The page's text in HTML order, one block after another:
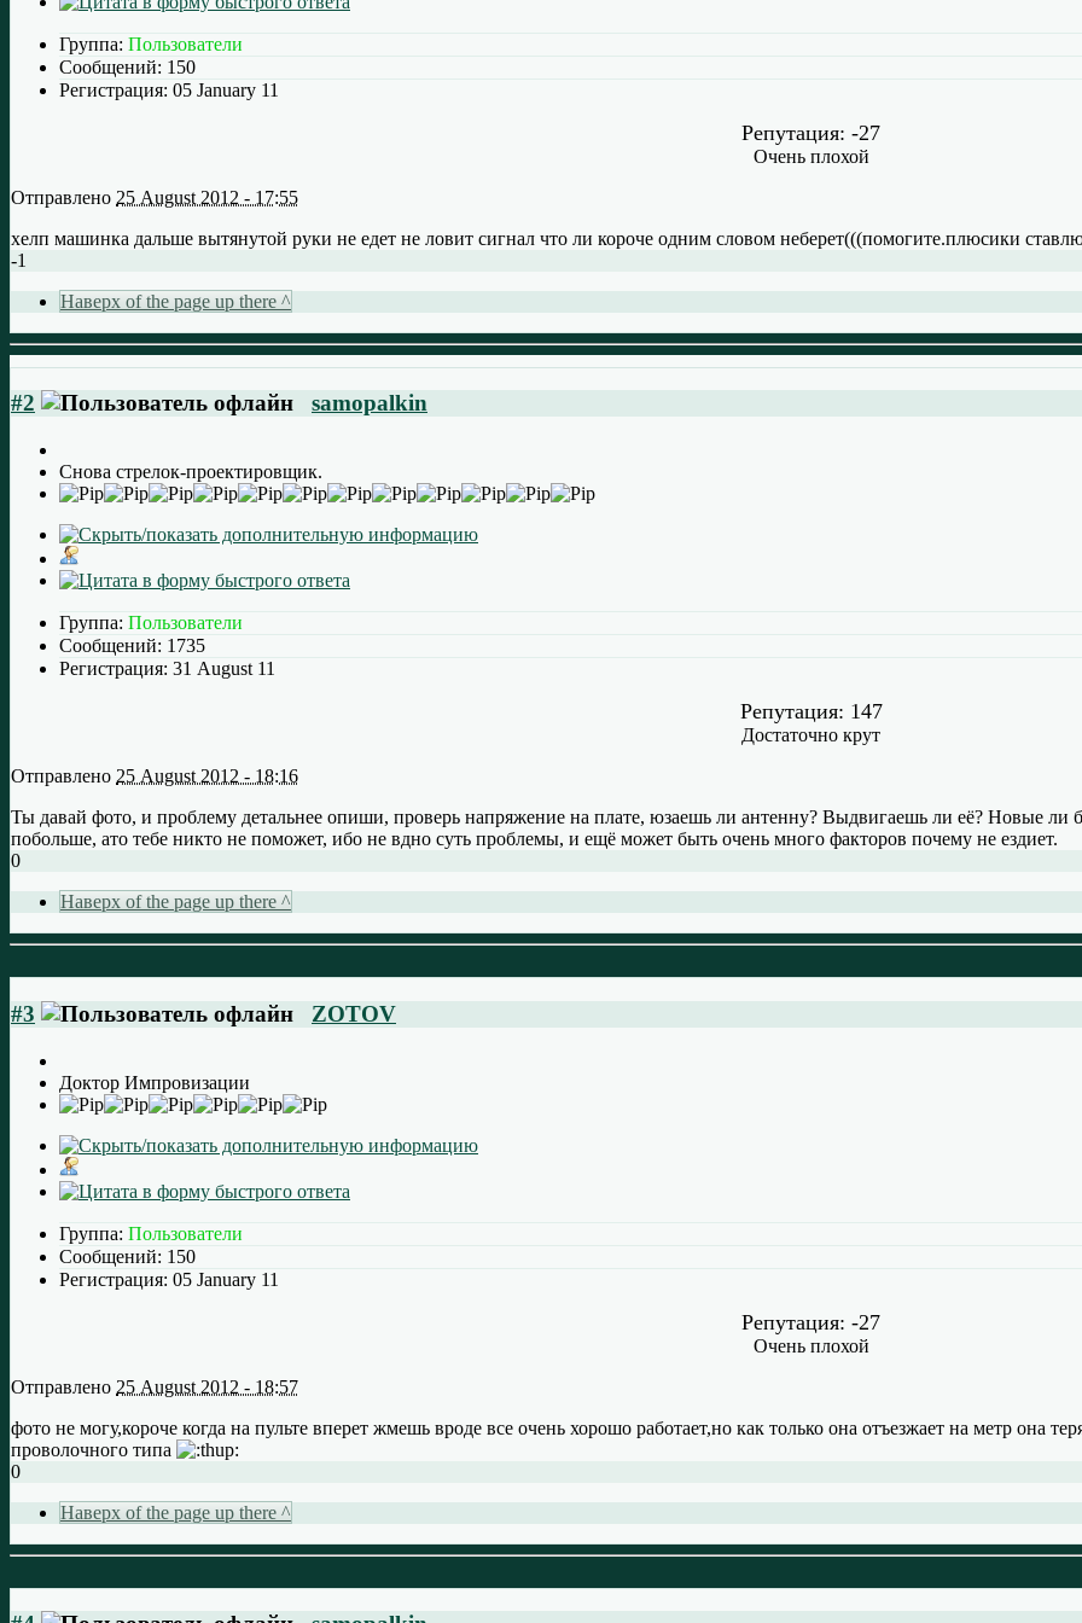
Группа: Пользователи
Сообщений: 150
Регистрация: 05 January 11
Репутация: -27
Очень плохой
Отправлено 25 August 2012 - 17:55
хелп машинка дальше вытянутой руки не едет не ловит сигнал что ли короче одним словом неберет(((помогите.плюсики
-1
Наверх of the page up there ^
#2 samopalkin
Снова стрелок-проектировщик.
Группа: Пользователи
Сообщений: 1735
Регистрация: 31 August 11
Репутация: 147
Достаточно крут
Отправлено 25 August 2012 - 18:16
Ты давай фото, и проблему детальнее опиши, проверь напряжение на плате, юзаешь ли антенну? Выдвигаешь ли её? Новые
побольше, ато тебе никто не поможет, ибо не вдно суть проблемы, и ещё может быть очень много факторов почему не ездиет.
0
Наверх of the page up there ^
#3 ZOTOV
Доктор Импровизации
Группа: Пользователи
Сообщений: 150
Регистрация: 05 January 11
Репутация: -27
Очень плохой
Отправлено 25 August 2012 - 18:57
фото не могу,короче когда на пульте вперет жмешь вроде все очень хорошо работает,но как только она отъезжает на метр она
проволочного типа
0
Наверх of the page up there ^